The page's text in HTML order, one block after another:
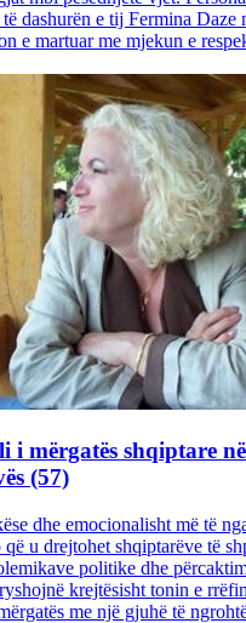
dashurën e tij Fermina Daze
e martuar me mjekun e
i mërgatës shqiptare
(57)
dhe emocionalisht më të
u drejtohet shqiptarëve të
politike dhe
krejtësisht tonin e
me një gjuhë të